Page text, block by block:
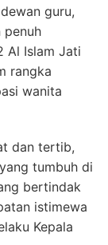
guru,
penuh
Al Islam Jati
rangka
wanita
dan tertib,
tumbuh di
bertindak
istimewa
Kepala